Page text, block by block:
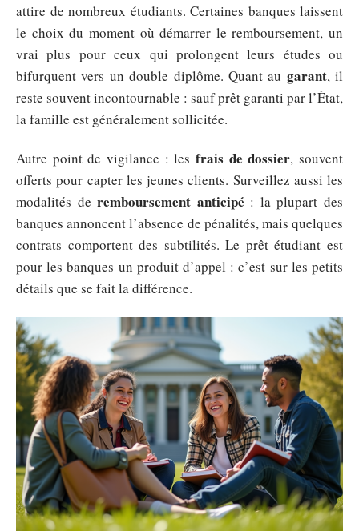
attire de nombreux étudiants. Certaines banques laissent
le choix du moment où démarrer le remboursement, un
vrai plus pour ceux qui prolongent leurs études ou
bifurquent vers un double diplôme. Quant au garant, il
reste souvent incontournable : sauf prêt garanti par l’État,
la famille est généralement sollicitée.
Autre point de vigilance : les frais de dossier, souvent
offerts pour capter les jeunes clients. Surveillez aussi les
modalités deremboursement anticipé : la plupart des
banques annoncent l’absence de pénalités, mais quelques
contrats comportent des subtilités. Le prêt étudiant est
pour les banques un produit d’appel : c’est sur les petits
détails que se fait la différence.